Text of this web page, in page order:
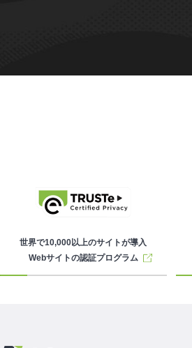
世界で10,000以上のサイトが導入
Webサイトの認証プログラム